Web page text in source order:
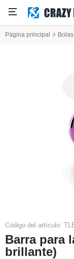
Página principal
Código del artículo:
Barra para
brillante)